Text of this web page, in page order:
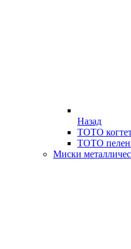
Назад
ТОТО
ТОТО
Миски